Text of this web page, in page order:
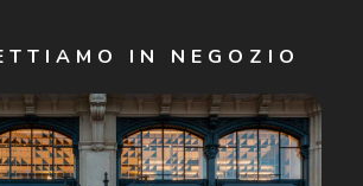
confermo di avere più di 16 anni e
dei miei Dati Personali da parte di
per l'invio di offerte speciali, novità
di carattere pubblicitario (consultare
privacyper ulteriori informazioni).
IN NEGOZIO